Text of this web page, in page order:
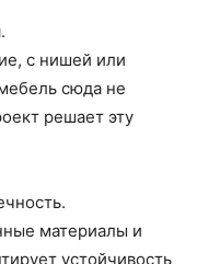
с нишей или
сюда не
решает эту
материалы и
устойчивость